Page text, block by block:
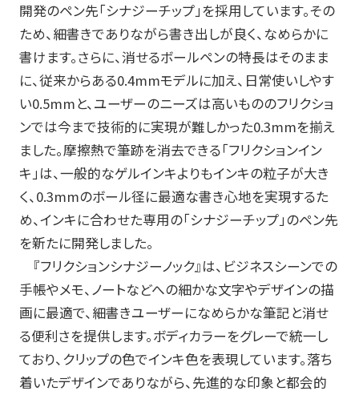
お問い合わせ
筆記具修理
使用説明書
使い方動画
かく、がスキ English
開発のペン先「シナジーチップ」を採用しています。その
ため、細書きでありながら書き出しが良く、なめらかに
書けます。さらに、消せるボールペンの特長はそのまま
に、従来からある0.4mmモデルに加え、日常使いしやす
い0.5mmと、ユーザーのニーズは高いもののフリクショ
ンでは今まで技術的に実現が難しかった0.3mmを揃え
ました。摩擦熱で筆跡を消去できる「フリクションイン
キ」は、一般的なゲルインキよりもインキの粒子が大き
く、0.3mmのボール径に最適な書き心地を実現するた
め、インキに合わせた専用の「シナジーチップ」のペン先
を新たに開発しました。
『フリクションシナジーノック』は、ビジネスシーンでの
手帳やメモ、ノートなどへの細かな文字やデザインの描
画に最適で、細書きユーザーになめらかな筆記と消せ
る便利さを提供します。ボディカラーをグレーで統一し
ており、クリップの色でインキ色を表現しています。落ち
着いたデザインでありながら、先進的な印象と都会的